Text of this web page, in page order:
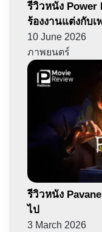
รีวิวหนัง Power
ร้องงานแต่งกับเ
10 June 2026
ภาพยนตร์
รีวิวหนัง
ไป
3 March 2026